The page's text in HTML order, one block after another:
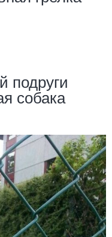
подруги
собака